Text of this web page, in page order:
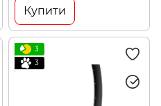
Купити
3
3